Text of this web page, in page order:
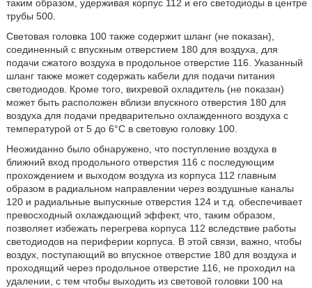
таким образом, удерживая корпус 112 и его светодиоды в центре
трубы 500.
Световая головка 100 также содержит шланг (не показан),
соединенный с впускным отверстием 180 для воздуха, для
подачи сжатого воздуха в продольное отверстие 116. Указанный
шланг также может содержать кабели для подачи питания
светодиодов. Кроме того, вихревой охладитель (не показан)
может быть расположен вблизи впускного отверстия 180 для
воздуха для подачи предварительно охлажденного воздуха с
температурой от 5 до 6°С в световую головку 100.
Неожиданно было обнаружено, что поступление воздуха в
ближний вход продольного отверстия 116 с последующим
прохождением и выходом воздуха из корпуса 112 главным
образом в радиальном направлении через воздушные каналы
120 и радиальные выпускные отверстия 124 и т.д. обеспечивает
превосходный охлаждающий эффект, что, таким образом,
позволяет избежать перегрева корпуса 112 вследствие работы
светодиодов на периферии корпуса. В этой связи, важно, чтобы
воздух, поступающий во впускное отверстие 180 для воздуха и
проходящий через продольное отверстие 116, не проходил на
удалении, с тем чтобы выходить из световой головки 100 на